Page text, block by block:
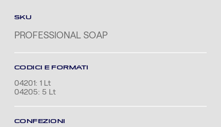
SKU
PROFESSIONAL SOAP
CODICI E FORMATI
04201: 1 Lt
04205: 5 Lt
CONFEZIONI